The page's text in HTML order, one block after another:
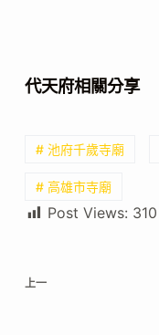
代天府相關分享
# 池府千歲寺廟
# 高雄市寺廟
Post Views: 310
上一